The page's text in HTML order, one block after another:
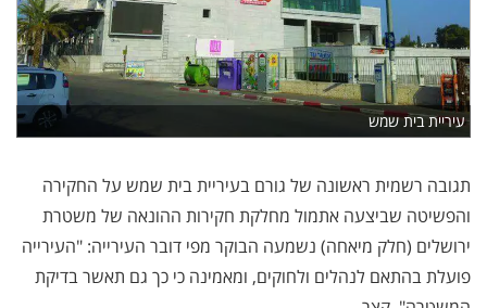
עיריית בית שמש
תגובה רשמית ראשונה של גורם בעיריית בית שמש על החקירה
והפשיטה שביצעה אתמול מחלקת חקירות ההונאה של משטרת
ירושלים (חלק מיאחה) נשמעה הבוקר מפי דובר העירייה: "העירייה
פועלת בהתאם לנהלים ולחוקים, ומאמינה כי כך גם תאשר בדיקת